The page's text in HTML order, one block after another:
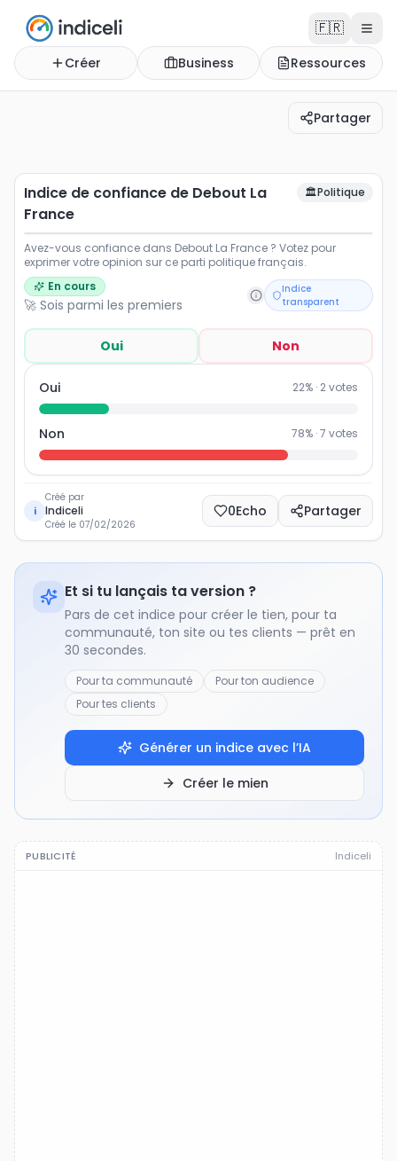
🇫🇷
Créer Business Ressources
Partager
Indice de confiance de Debout La France
Avez-vous confiance dans Debout La France ?
Indice de confiance de Debout La
France
🏛️Politique
Avez-vous confiance dans Debout La France ? Votez pour
exprimer votre opinion sur ce parti politique français.
En cours
🚀 Sois parmi les premiers
Indice
transparent
Oui Non
Oui 22% · 2votes
Non 78% ·7 votes
i
Créé par
Indiceli
Créé le 07/02/2026
0Echo Partager
Et si tu lançais ta version ?
Pars de cet indice pour créer le tien, pour ta
communauté, ton site ou tes clients — prêt en
30 secondes.
Pour ta communauté
Pour ton audience
Pour tes clients
Générer un indice avec l’IA
Créer le mien
PUBLICITÉ Indiceli